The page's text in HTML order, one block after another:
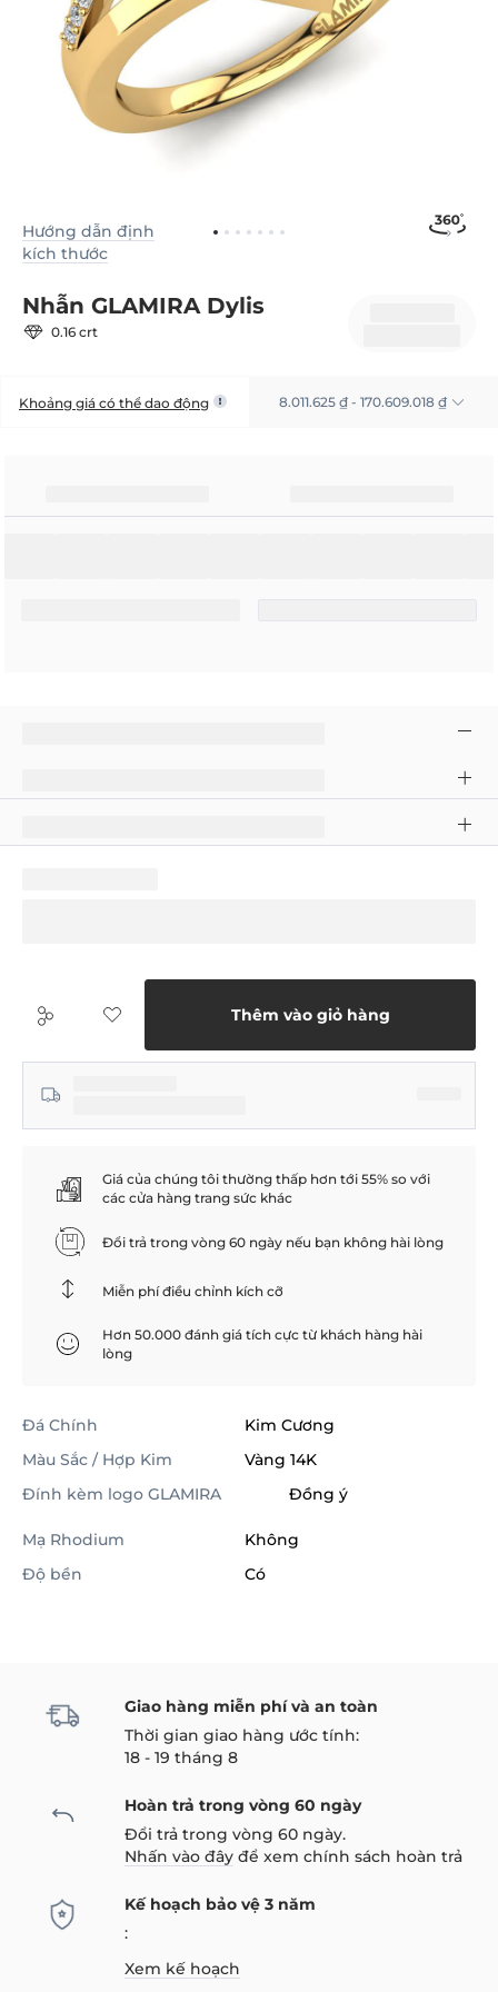
Hướng dẫn định
kích thước
Nhẫn GLAMIRA Dylis
0.16 crt
Khoảng giá có thể dao động 8.011.625 ₫ - 170.609.018 ₫
Thêm vào giỏ hàng
Giá của chúng tôi thường thấp hơn tới 55% so với
các cửa hàng trang sức khác
Đổi trả trong vòng 60 ngày nếu bạn không hài lòng
Miễn phí điều chỉnh kích cỡ
Hơn 50.000 đánh giá tích cực từ khách hàng hài
lòng
Đá Chính
Kim Cương
Màu Sắc / Hợp Kim
Vàng 14K
Đính kèm logo GLAMIRA
Đồng ý
Mạ Rhodium
Không
Độ bền
Có
Giao hàng miễn phí và an toàn
Thời gian giao hàng ước tính:
18 - 19 tháng 8
Hoàn trả trong vòng 60 ngày
Đổi trả trong vòng 60 ngày.
Nhấn vào đây để xem chính sách hoàn trả
Kế hoạch bảo vệ 3 năm
:
Xem kế hoạch